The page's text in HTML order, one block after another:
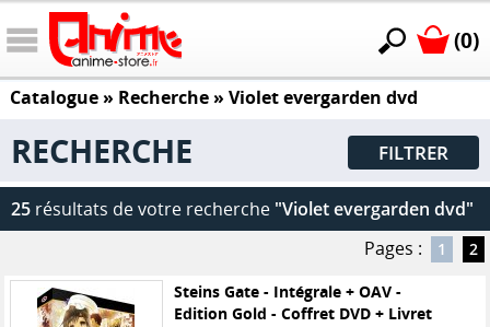
(0)
Catalogue» Recherche » Violet evergarden dvd
RECHERCHE FILTRER
25 résultats de votre recherche "Violet evergarden dvd"
Pages :
1 2
Steins Gate - Intégrale + OAV -
Edition Gold - Coffret DVD + Livret